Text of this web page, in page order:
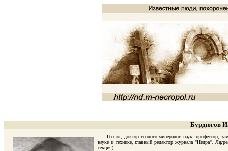
Бурдюгов
Геолог, доктор геолого-минералог, наук, профессор,
науке и технике, главный редактор журнала "Недра".
секция).